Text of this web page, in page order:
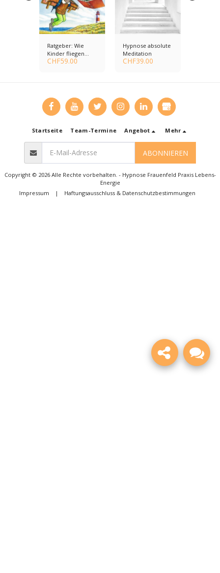
Ratgeber: Wie
Kinder fliegen
lernen
CHF59.00
Hypnose absolute
Meditation
CHF39.00
Startseite Team-Termine Angebot Mehr
ABONNIEREN
Copyright © 2026 Alle Rechte vorbehalten. - Hypnose Frauenfeld Praxis Lebens-
Energie
Impressum | Haftungsausschluss & Datenschutzbestimmungen